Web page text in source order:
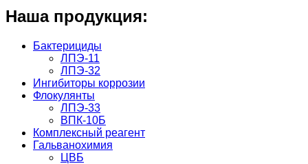
Наша продукция:
Бактерициды
ЛПЭ-11
ЛПЭ-32
Ингибиторы коррозии
Флокулянты
ЛПЭ-33
ВПК-10Б
Комплексный реагент
Гальванохимия
ЦВБ